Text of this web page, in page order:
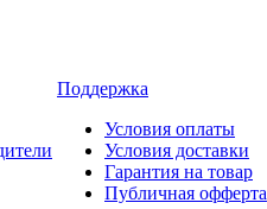
Поддержка
Условия оплаты
Условия доставки
Гарантия на товар
Публичная офферта